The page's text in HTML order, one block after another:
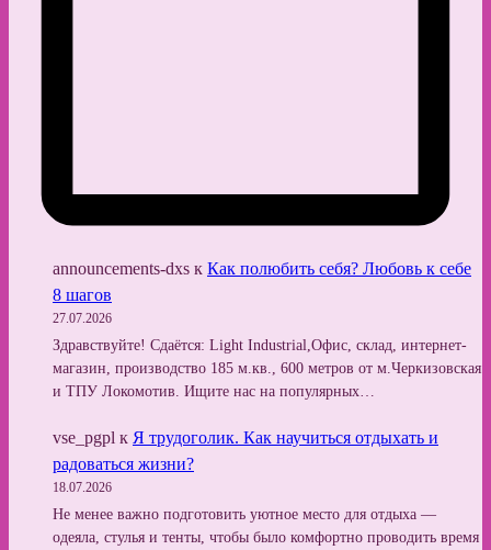
announcements-dxs к Как полюбить себя? Любовь к себе
8 шагов
27.07.2026
Здравствуйте! Сдаётся: Light Industrial,Офис, склад, интернет-
магазин, производство 185 м.кв., 600 метров от м.Черкизовская
и ТПУ Локомотив. Ищите нас на популярных…
vse_pgpl к Я трудоголик. Как научиться отдыхать и
радоваться жизни?
18.07.2026
Не менее важно подготовить уютное место для отдыха —
одеяла, стулья и тенты, чтобы было комфортно проводить время